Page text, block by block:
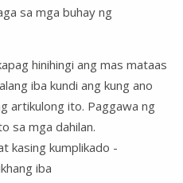
sa mga buhay ng
hinihingi ang mas mataas
iba kundi ang kung ano
artikulong ito. Paggawa ng
sa mga dahilan.
kasing kumplikado -
iba